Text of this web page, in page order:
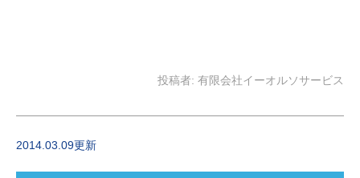
投稿者: 有限会社イーオルソサービス
2014.03.09更新